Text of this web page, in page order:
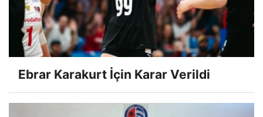
Ebrar Karakurt İçin Karar Verildi